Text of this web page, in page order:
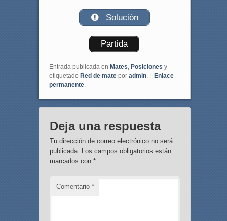
Solución
Partida
Entrada publicada en Mates, Posiciones y
etiquetado Red de matepor admin. ||
Enlace
permanente.
Deja una respuesta
Tu dirección de correo electrónico no será
publicada. Los campos obligatorios están
marcados con *
Comentario *